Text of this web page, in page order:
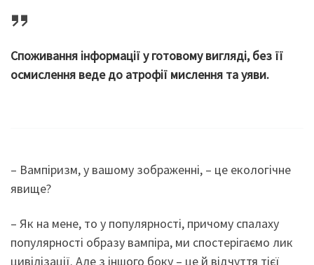
Споживання інформації у готовому вигляді, без її
осмислення веде до атрофії мислення та уяви.
– Вампіризм, у вашому зображенні, – це екологічне
явище?
– Як на мене, то у популярності, причому спалаху
популярності образу вампіра, ми спостерігаємо лик
цивілізації. Але з іншого боку – це й відчуття тієї